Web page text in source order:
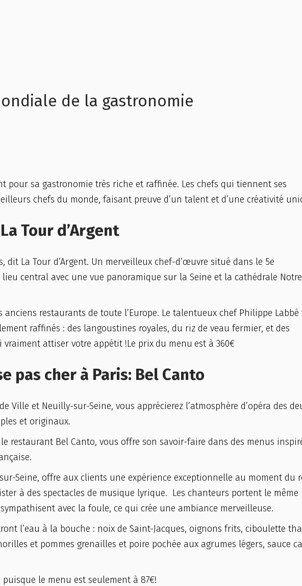
de la gastronomie
pour sa gastronomie très riche et raffinée. Les chefs qui tiennent ses
chefs du monde, faisant preuve d’un talent et d’une créativité
Tour d’Argent
dit La Tour d’Argent. Un merveilleux chef-d’œuvre situé dans le 5e
central avec une vue panoramique sur la Seine et la cathédrale
restaurants de toute l’Europe. Le talentueux chef Philippe Labbé
raffinés : des langoustines royales, du riz de veau fermier, et des
vraiment attiser votre appétit !Le prixdu menu est à 360€
pas cher à Paris: Bel Canto
Ville et Neuilly-sur-Seine, vous apprécierez l’atmosphère d’opéra des
et originaux.
restaurant Bel Canto, vous offre son savoir-faire dans des menus
Seine, offre aux clients une expérience exceptionnelle au moment du
à des spectacles de musique lyrique. Les chanteurs portent le même
avec la foule, ce qui crée une ambiance merveilleuse.
l’eau à la bouche : noix de Saint-Jacques, oignons frits, ciboulette
et pommes grenailles et poire pochée aux agrumes légers, sauce
le menu est seulement à 87€!